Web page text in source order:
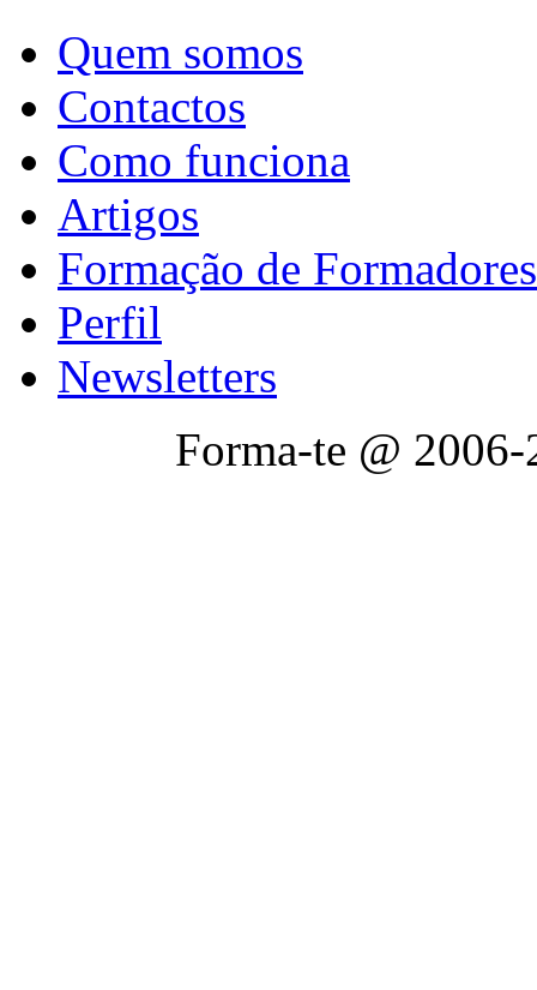
Quem somos
Contactos
Como funciona
Artigos
Formação de Formadores
Perfil
Newsletters
Forma-te @